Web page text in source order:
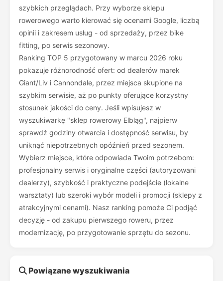
szybkich przeglądach. Przy wyborze sklepu
rowerowego warto kierować się ocenami Google, liczbą
opinii i zakresem usług - od sprzedaży, przez bike
fitting, po serwis sezonowy.
Ranking TOP 5 przygotowany w marcu 2026 roku
pokazuje różnorodność ofert: od dealerów marek
Giant/Liv i Cannondale, przez miejsca skupione na
szybkim serwisie, aż po punkty oferujące korzystny
stosunek jakości do ceny. Jeśli wpisujesz w
wyszukiwarkę "sklep rowerowy Elbląg", najpierw
sprawdź godziny otwarcia i dostępność serwisu, by
uniknąć niepotrzebnych opóźnień przed sezonem.
Wybierz miejsce, które odpowiada Twoim potrzebom:
profesjonalny serwis i oryginalne części (autoryzowani
dealerzy), szybkość i praktyczne podejście (lokalne
warsztaty) lub szeroki wybór modeli i promocji (sklepy z
atrakcyjnymi cenami). Nasz ranking pomoże Ci podjąć
decyzję - od zakupu pierwszego roweru, przez
modernizację, po przygotowanie sprzętu do sezonu.
Powiązane wyszukiwania